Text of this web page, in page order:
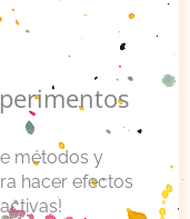
métodos y
hacer efectos